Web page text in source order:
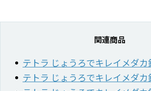
関連商品
テトラ じょうろでキレイメダカ
テトラ じょうろでキレイメダカ